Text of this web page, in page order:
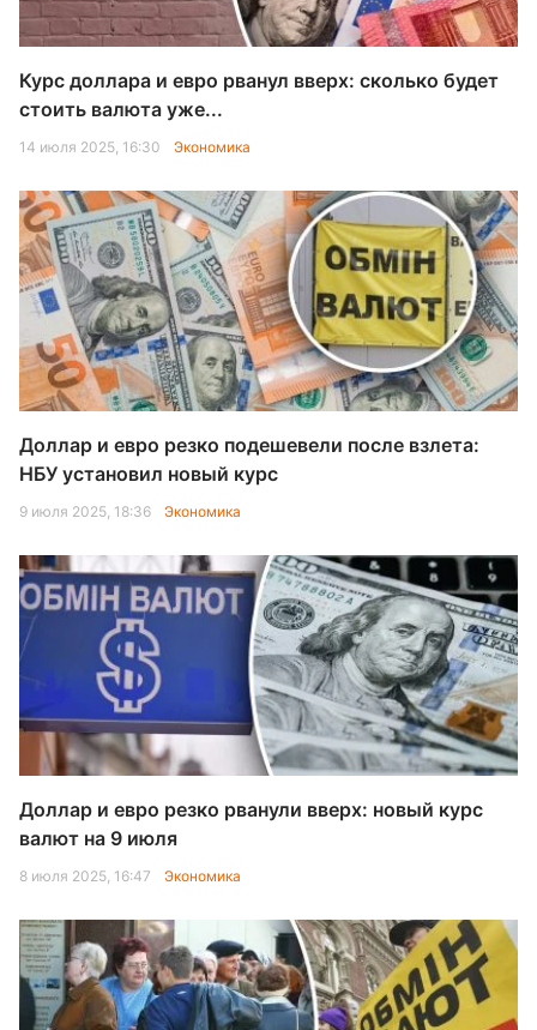
Курс доллара и евро рванул вверх: сколько будет
стоить валюта уже...
14 июля 2025, 16:30 Экономика
Доллар и евро резко подешевели после взлета:
НБУ установил новый курс
9 июля 2025, 18:36 Экономика
Доллар и евро резко рванули вверх: новый курс
валют на 9 июля
8 июля 2025, 16:47 Экономика